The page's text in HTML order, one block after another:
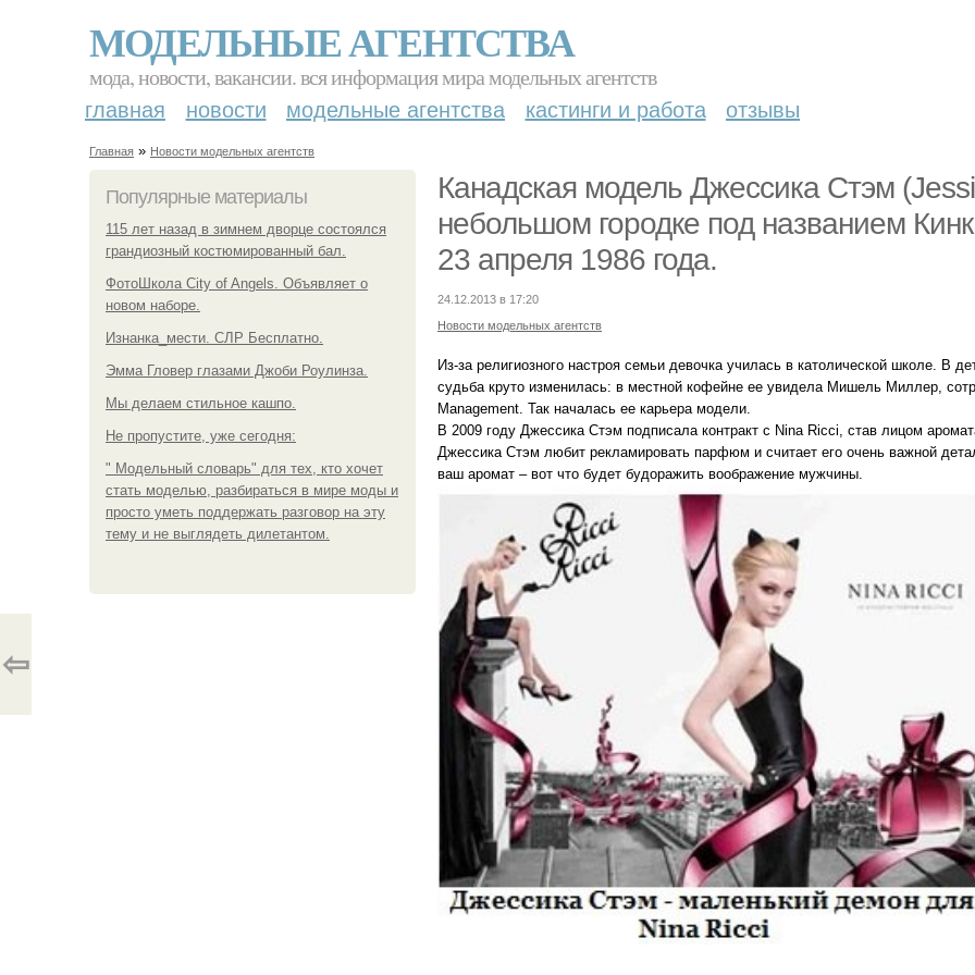
МОДЕЛЬНЫЕ АГЕНТСТВА
мода, новости, вакансии. вся информация мира модельных агентств
главная новости модельные агентства кастинги и работа отзывы
Главная » Новости модельных агентств
Популярные материалы
115 лет назад в зимнем дворце состоялся
грандиозный костюмированный бал.
ФотоШкола City of Angels. Объявляет о
новом наборе.
Изнанка_мести. СЛР Бесплатно.
Эмма Гловер глазами Джоби Роулинза.
Мы делаем стильное кашпо.
Не пропустите, уже сегодня:
" Модельный словарь" для тех, кто хочет
стать моделью, разбираться в мире моды и
просто уметь поддержать разговор на эту
тему и не выглядеть дилетантом.
Канадская модель Джессика Стэм
небольшом городке под названием
23 апреля 1986 года.
24.12.2013 в 17:20
Новости модельных агентств
Из-за религиозного настроя семьи девочка училась в католической школе. В
судьба круто изменилась: в местной кофейне ее увидела Мишель Миллер,
Management. Так началась ее карьера модели.
В 2009 году Джессика Стэм подписала контракт с Nina Ricci, став лицом
Джессика Стэм любит рекламировать парфюм и считает его очень важной
ваш аромат – вот что будет будоражить воображение мужчины.
⇦